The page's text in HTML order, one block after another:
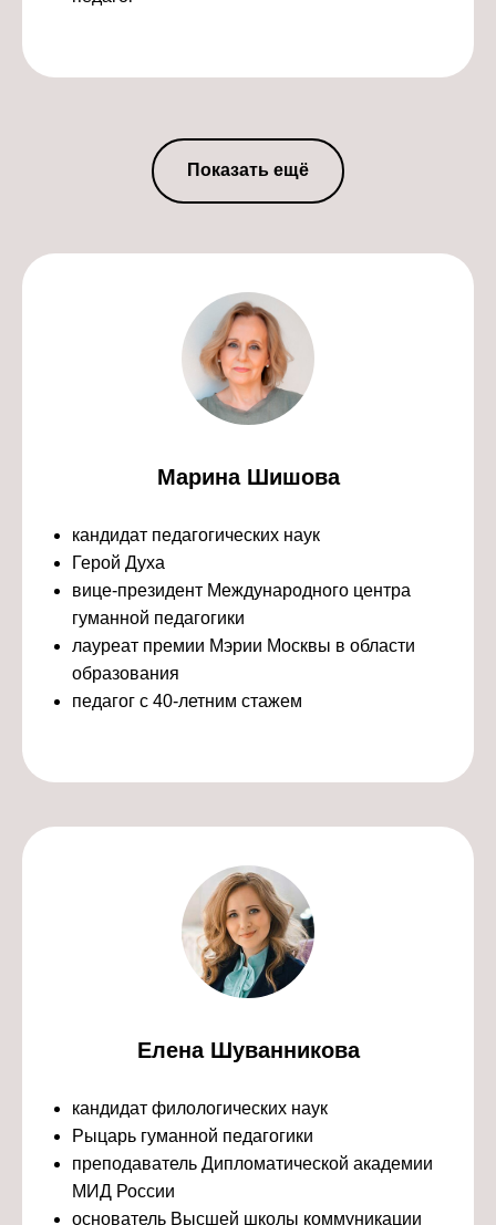
Показать ещё
Марина Шишова
кандидат педагогических наук
Герой Духа
вице-президент Международного центра
гуманной педагогики
лауреат премии Мэрии Москвы в области
образования
педагог с 40-летним стажем
Елена Шуванникова
кандидат филологических наук
Рыцарь гуманной педагогики
преподаватель Дипломатической академии
МИД России
основатель Высшей школы коммуникации